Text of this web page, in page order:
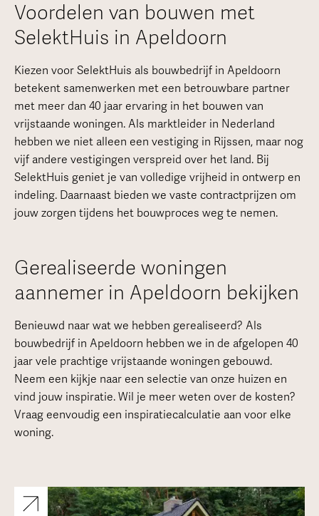
Voordelen van bouwen met
SelektHuis in Apeldoorn
Kiezen voor SelektHuis als bouwbedrijf in Apeldoorn
betekent samenwerken met een betrouwbare partner
met meer dan 40 jaar ervaring in het bouwen van
vrijstaande woningen. Als marktleider in Nederland
hebben we niet alleen een vestiging in Rijssen, maar nog
vijf andere vestigingen verspreid over het land. Bij
SelektHuis geniet je van volledige vrijheid in ontwerp en
indeling. Daarnaast bieden we vaste contractprijzen om
jouw zorgen tijdens het bouwproces weg te nemen.
Gerealiseerde woningen
aannemer in Apeldoorn bekijken
Benieuwd naar wat we hebben gerealiseerd? Als
bouwbedrijf in Apeldoorn hebben we in de afgelopen 40
jaar vele prachtige vrijstaande woningen gebouwd.
Neem een kijkje naar een selectie van onze huizen en
vind jouw inspiratie. Wil je meer weten over de kosten?
Vraag eenvoudig een inspiratiecalculatie aan voor elke
woning.